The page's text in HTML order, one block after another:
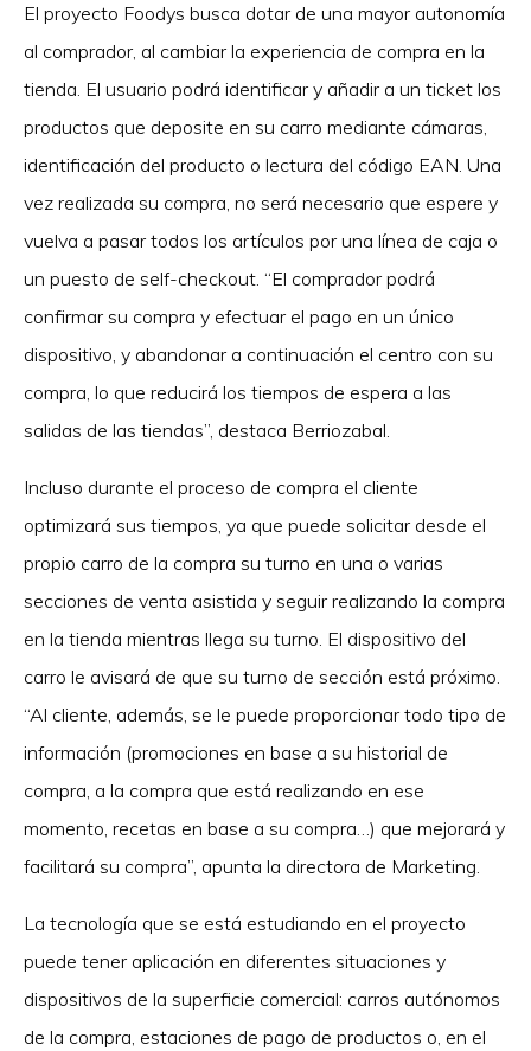
El proyecto Foodys busca dotar de una mayor autonomía
al comprador, al cambiar la experiencia de compra en la
tienda. El usuario podrá identificar y añadir a un ticket los
productos que deposite en su carro mediante cámaras,
identificación del producto o lectura del código EAN. Una
vez realizada su compra, no será necesario que espere y
vuelva a pasar todos los artículos por una línea de caja o
un puesto de self-checkout. “El comprador podrá
confirmar su compra y efectuar el pago en un único
dispositivo, y abandonar a continuación el centro con su
compra, lo que reducirá los tiempos de espera a las
salidas de las tiendas”, destaca Berriozabal.
Incluso durante el proceso de compra el cliente
optimizará sus tiempos, ya que puede solicitar desde el
propio carro de la compra su turno en una o varias
secciones de venta asistida y seguir realizando la compra
en la tienda mientras llega su turno. El dispositivo del
carro le avisará de que su turno de sección está próximo.
“Al cliente, además, se le puede proporcionar todo tipo de
información (promociones en base a su historial de
compra, a la compra que está realizando en ese
momento, recetas en base a su compra…) que mejorará y
facilitará su compra”, apunta la directora de Marketing.
La tecnología que se está estudiando en el proyecto
puede tener aplicación en diferentes situaciones y
dispositivos de la superficie comercial: carros autónomos
de la compra, estaciones de pago de productos o, en el